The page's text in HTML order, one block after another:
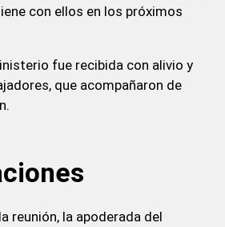
con ellos en los próximos
fue recibida con alivio y
que acompañaron de
reunión, la apoderada del